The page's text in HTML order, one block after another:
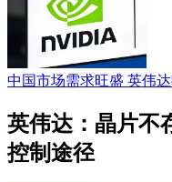
中国市场需求旺盛 英伟
英伟达：晶片不
控制途径